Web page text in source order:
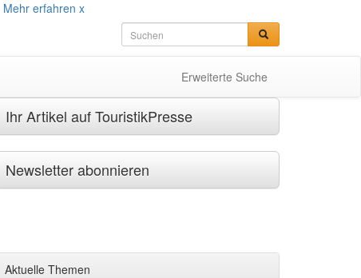
Mehr erfahren x
Erweiterte Suche
Ihr Artikel auf TouristikPresse
Newsletter abonnieren
Aktuelle Themen